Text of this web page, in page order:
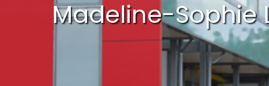
Madeline-Sophie